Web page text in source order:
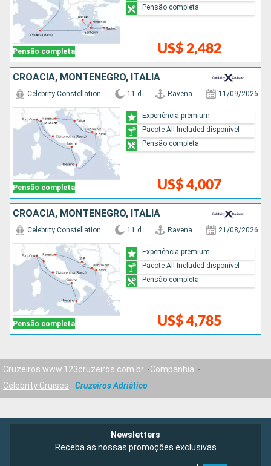
Pensão completa US$ 2,482
Pensão completa
CROÁCIA, MONTENEGRO, ITÁLIA
Pensão completa
Celebrity Constellation 11 d Ravena 11/09/2026
US$ 4,007
Experiência premium
Pacote All Included disponível
Pensão completa
CROÁCIA, MONTENEGRO, ITÁLIA
Pensão completa
Celebrity Constellation 11 d Ravena 21/08/2026
US$ 4,785
Experiência premium
Pacote All Included disponível
Pensão completa
Cruzeiros www.123cruzeiros.com.br
Companhia
Celebrity Cruises
Cruzeiros Adriático
Newsletters
Receba as nossas promoções exclusivas